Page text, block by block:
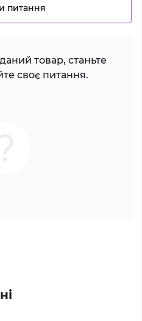
питання
товар, станьте
своє питання.